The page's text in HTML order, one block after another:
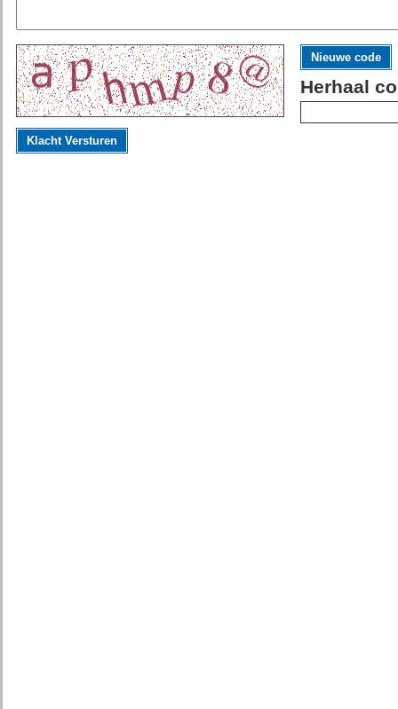
Nieuwe code
Herhaal
Klacht Versturen